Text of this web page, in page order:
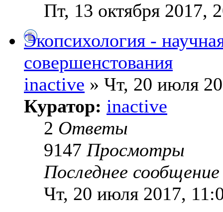
Пт, 13 октября 2017,
Экопсихология -
совершенстования
inactive » Чт, 20 июля
Куратор: inactive
2 Ответы
9147 Просмотры
Последнее
Чт, 20 июля 2017,